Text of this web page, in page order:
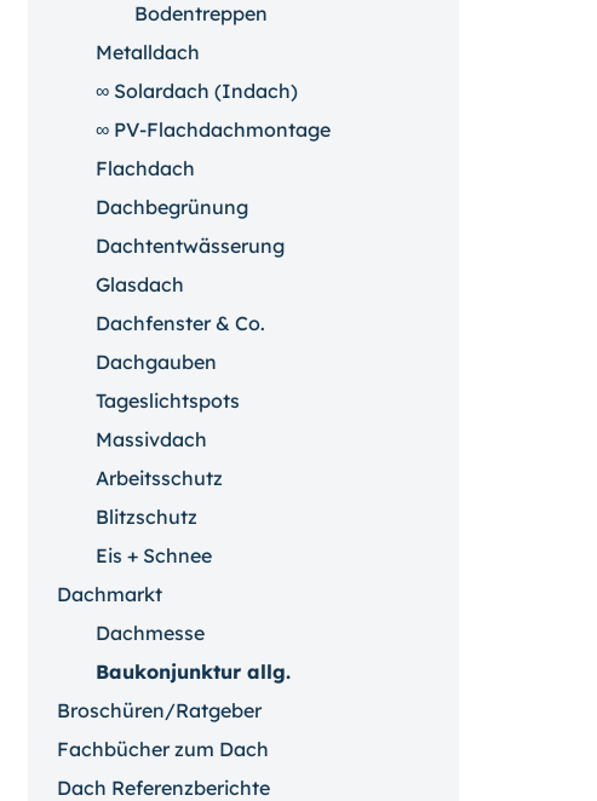
Bodentreppen
Metalldach
∞ Solardach (Indach)
∞ PV-Flachdachmontage
Flachdach
Dachbegrünung
Dachtentwässerung
Glasdach
Dachfenster & Co.
Dachgauben
Tageslichtspots
Massivdach
Arbeitsschutz
Blitzschutz
Eis + Schnee
Dachmarkt
Dachmesse
Baukonjunktur allg.
Broschüren/Ratgeber
Fachbücher zum Dach
Dach Referenzberichte